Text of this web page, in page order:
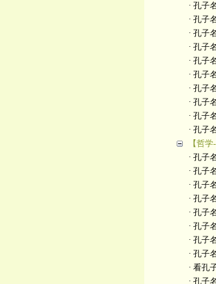
· 孔子
· 孔子
· 孔子
· 孔子
· 孔子
· 孔子
· 孔子
· 孔子
· 孔子
· 孔子
【哲学-
· 孔子
· 孔子
· 孔子
· 孔子
· 孔子
· 孔子
· 孔子
· 孔子
· 看孔
· 孔子